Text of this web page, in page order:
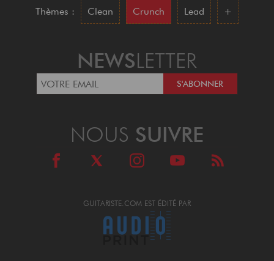
Thèmes :
Clean Crunch Lead +
NEWSLETTER
GUITARISTE.COM EST ÉDITÉ PAR
NOUS SUIVRE